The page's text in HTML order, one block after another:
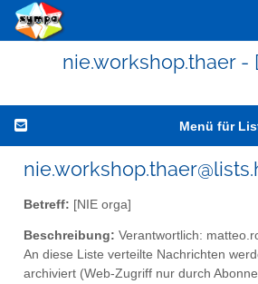
nie.workshop.thaer -
Menü für
Betreff: [NIE orga]
Beschreibung: Verantwortlich:
An diese Liste verteilte Nachrichten
archiviert (Web-Zugriff nur durch